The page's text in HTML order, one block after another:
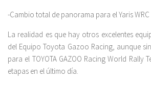
-Cambio total de panorama para el Yaris
La realidad es que hay otros excelentes
del Equipo Toyota Gazoo Racing, aunque
para el TOYOTA GAZOO Racing World Rally
etapas en el último día.